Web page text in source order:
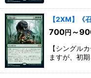
【2XM】《
700円 ～
【シングル
ますが、初